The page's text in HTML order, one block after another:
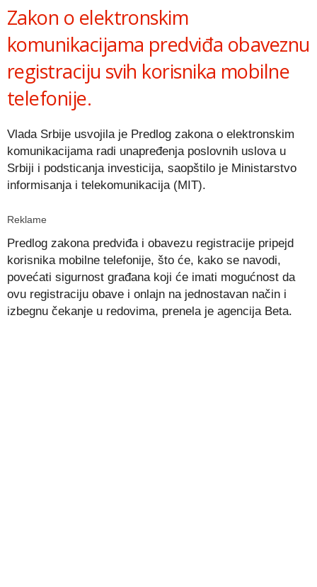
Zakon o elektronskim
komunikacijama predviđa obaveznu
registraciju svih korisnika mobilne
telefonije.
Vlada Srbije usvojila je Predlog zakona o elektronskim
komunikacijama radi unapređenja poslovnih uslova u
Srbiji i podsticanja investicija, saopštilo je Ministarstvo
informisanja i telekomunikacija (MIT).
Reklame
Predlog zakona predviđa i obavezu registracije pripejd
korisnika mobilne telefonije, što će, kako se navodi,
povećati sigurnost građana koji će imati mogućnost da
ovu registraciju obave i onlajn na jednostavan način i
izbegnu čekanje u redovima, prenela je agencija Beta.